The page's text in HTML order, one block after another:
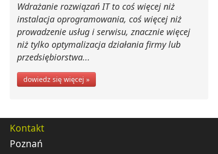
Wdrażanie rozwiązań IT to coś więcej niż
instalacja oprogramowania, coś więcej niż
prowadzenie usług i serwisu, znacznie więcej
niż tylko optymalizacja działania firmy lub
przedsiębiorstwa...
dowiedz się więcej »
Kontakt
Poznań